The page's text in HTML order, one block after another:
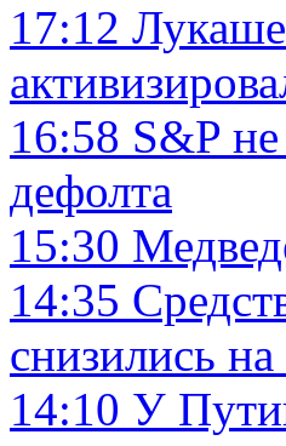
17:12
16:58 S&P
дефолта
15:30
14:35
снизились
14:10 У